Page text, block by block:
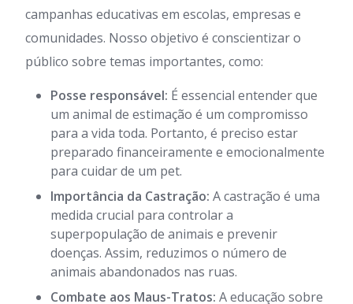
campanhas educativas em escolas, empresas e
comunidades. Nosso objetivo é conscientizar o
público sobre temas importantes, como:
Posse responsável: É essencial entender que
um animal de estimação é um compromisso
para a vida toda. Portanto, é preciso estar
preparado financeiramente e emocionalmente
para cuidar de um pet.
Importância da Castração: A castração é uma
medida crucial para controlar a
superpopulação de animais e prevenir
doenças. Assim, reduzimos o número de
animais abandonados nas ruas.
Combate aos Maus-Tratos: A educação sobre